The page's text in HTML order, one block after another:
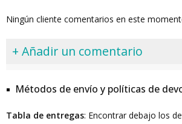
Ningún cliente comentarios en este
+ Añadir un comentario
Métodos de envío y políticas de
Tabla de entregas: Encontrar debajo los